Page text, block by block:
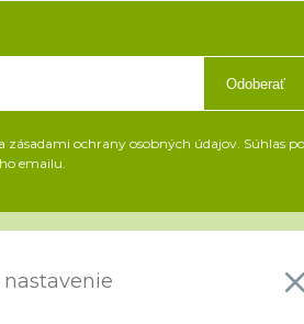
nastavenie
Odoberať
ochrany osobných údajov. Súhlas
emailu.